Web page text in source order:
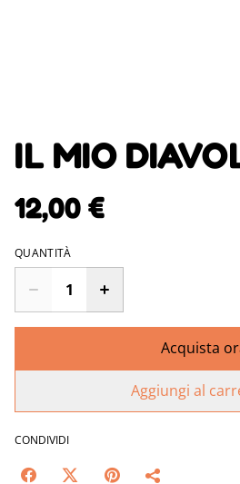
IL MIO
12,00 €
QUANTITÀ
Acquista
Aggiungi al
CONDIVIDI